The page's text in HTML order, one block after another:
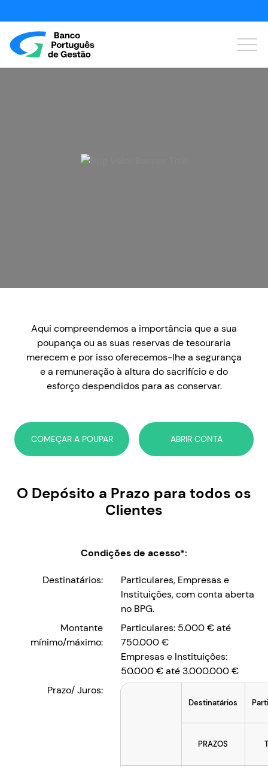
Aqui compreendemos a importância que a sua
poupança ou as suas reservas de tesouraria
merecem e por isso oferecemos-lhe a segurança
e a remuneração à altura do sacrifício e do
esforço despendidos para as conservar.
COMEÇAR A POUPAR ABRIR CONTA
O Depósito a Prazo para todos os
Clientes
Condições de acesso*:
Destinatários:
Particulares, Empresas e
Instituições, com conta aberta
no BPG.
Montante
mínimo/máximo:
Particulares: 5.000 € até
750.000 €
Empresas e Instituições:
50.000 € até 3.000.000 €
Prazo/ Juros:
Destinatários
PRAZOS